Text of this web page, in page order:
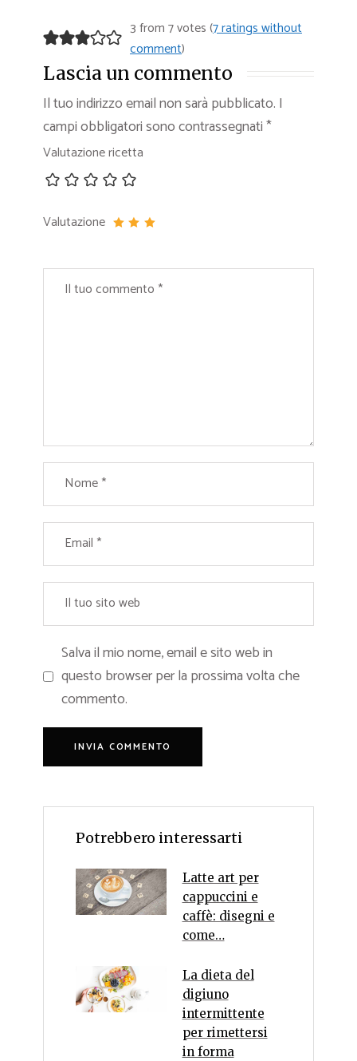
3 from 7 votes (7 ratings without
comment)
Lascia un commento
Il tuo indirizzo email non sarà pubblicato. I
campi obbligatori sono contrassegnati*
Valutazione ricetta
Valutazione
Salva il mio nome, email e sito web in
questo browser per la prossima volta che
commento.
Potrebbero interessarti
Latte art per
cappuccini e
caffè: disegni e
come…
La dieta del
digiuno
intermittente
per rimettersi
in forma